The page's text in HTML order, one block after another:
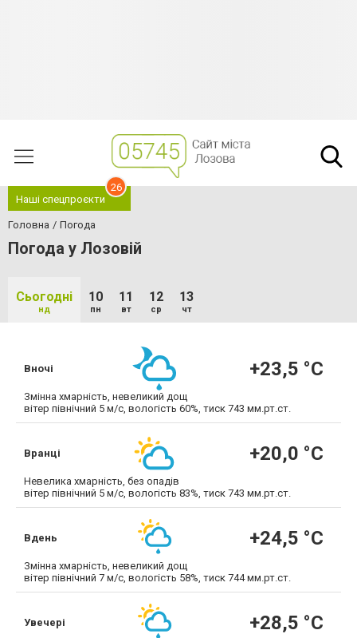
Наші спецпроєкти
26
Головна Погода
Погода у Лозовій
Сьогодні
нд
10
пн
11
вт
12
ср
13
чт
Вночі +23,5 °С
Змінна хмарність, невеликий дощ
вітер північний 5 м/с, вологість 60%, тиск 743 мм.рт.ст.
Вранці +20,0 °С
Невелика хмарність, без опадів
вітер північний 5 м/с, вологість 83%, тиск 743 мм.рт.ст.
Вдень +24,5 °С
Змінна хмарність, невеликий дощ
вітер північний 7 м/с, вологість 58%, тиск 744 мм.рт.ст.
Увечері +28,5 °С